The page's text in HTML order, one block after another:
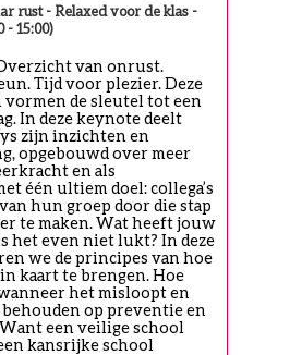
rust - Relaxed voor de klas -
- 15:00)
van onrust.
Tijd voor plezier. Deze
de sleutel tot een
In deze keynote deelt
zijn inzichten en
opgebouwd over meer
en als
één ultiem doel: collega’s
hun groep door die stap
te maken. Wat heeft jouw
het even niet lukt? In deze
we de principes van hoe
kaart te brengen. Hoe
het misloopt en
op preventie en
een veilige school
kansrijke school